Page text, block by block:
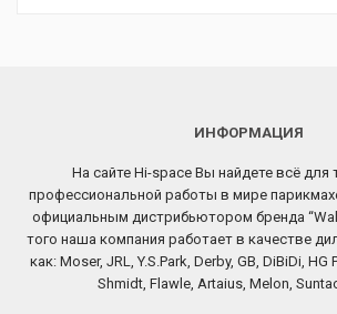
ИНФОРМАЦИЯ
На сайте Hi-space Вы найдете всё для
профессиональной работы в мире
официальным дистрибьютором бренда
того наша компания работает в качестве
как: Moser, JRL, Y.S.Park, Derby, GB, DiBiDi,
Shmidt, Flawle, Artaius, Melon,